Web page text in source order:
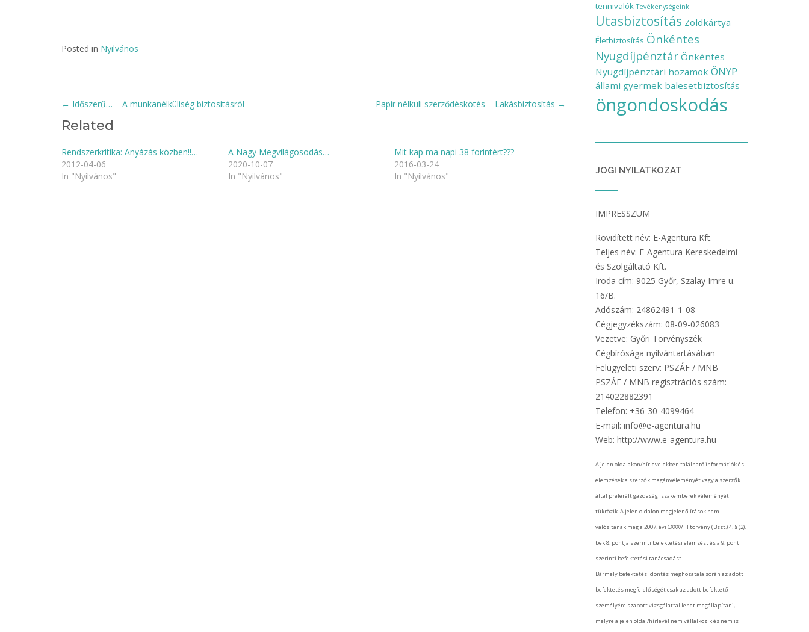
Posted in Nyilvános
Post
Papír nélküli szerződéskötés – Lakásbiztosítás →
← Időszerű… – A munkanélküliség biztosításról
Related
Rendszerkritika: Anyázás közben!!…
2012-04-06
In "Nyilvános"
A Nagy Megvilágosodás…
2020-10-07
In "Nyilvános"
Mit kap ma napi 38 forintért???
2016-03-24
In "Nyilvános"
tennivalók Tevékenységeink
Utasbiztosítás Zöldkártya
Életbiztosítás Önkéntes
Nyugdíjpénztár Önkéntes
Nyugdíjpénztári hozamok ÖNYP
állami gyermek balesetbiztosítás
öngondoskodás
JOGI NYILATKOZAT
IMPRESSZUM
Rövidített név: E-Agentura Kft.
Teljes név: E-Agentura Kereskedelmi
és Szolgáltató Kft.
Iroda cím: 9025 Győr, Szalay Imre u.
16/B.
Adószám: 24862491-1-08
Cégjegyzékszám: 08-09-026083
Vezetve: Győri Törvényszék
Cégbírósága nyilvántartásában
Felügyeleti szerv: PSZÁF / MNB
PSZÁF / MNB regisztrációs szám:
214022882391
Telefon: +36-30-4099464
E-mail: info@e-agentura.hu
Web: http://www.e-agentura.hu
A jelen oldalakon/hírlevelekben található információk és
elemzések a szerzők magánvéleményét vagy a szerzők
által preferált gazdasági szakemberek véleményét
tükrözik. A jelen oldalon megjelenő írások nem
valósítanak meg a 2007. évi CXXXVIII törvény (Bszt.) 4. § (2).
bek 8. pontja szerinti befektetési elemzést és a 9. pont
szerinti befektetési tanácsadást.
Bármely befektetési döntés meghozatala során az adott
befektetés megfelelőségét csak az adott befektető
személyére szabott vizsgálattal lehet megállapítani,
melyre a jelen oldal/hírlevél nem vállalkozik és nem is